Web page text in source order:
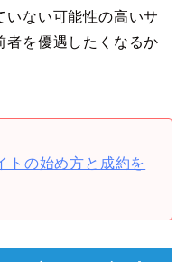
いない可能性の高いサ
者を優遇したくなるか
トの始め方と成約を